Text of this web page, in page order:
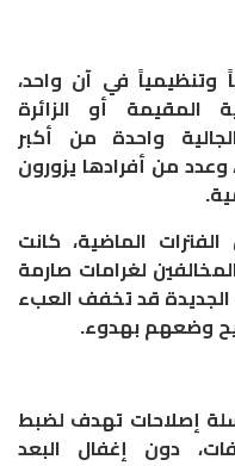
وتنظيمياً في آن واحد،
المقيمة أو الزائرة
واحدة من أكبر
وعدد من أفرادها يزورون
الماضية، كانت
لغرامات صارمة
الجديدة قد تخفف العبء
وضعهم بهدوء.
إصلاحات تهدف لضبط
دون إغفال البعد